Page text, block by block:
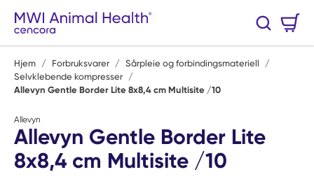
Hopp til hovedinnhold
Søk
Hjem / Forbruksvarer / Sårpleie og forbindingsmateriell
/
Selvklebende kompresser /
Allevyn Gentle Border Lite 8x8,4 cm Multisite /10
Allevyn
Allevyn Gentle Border Lite
8x8,4 cm Multisite /10